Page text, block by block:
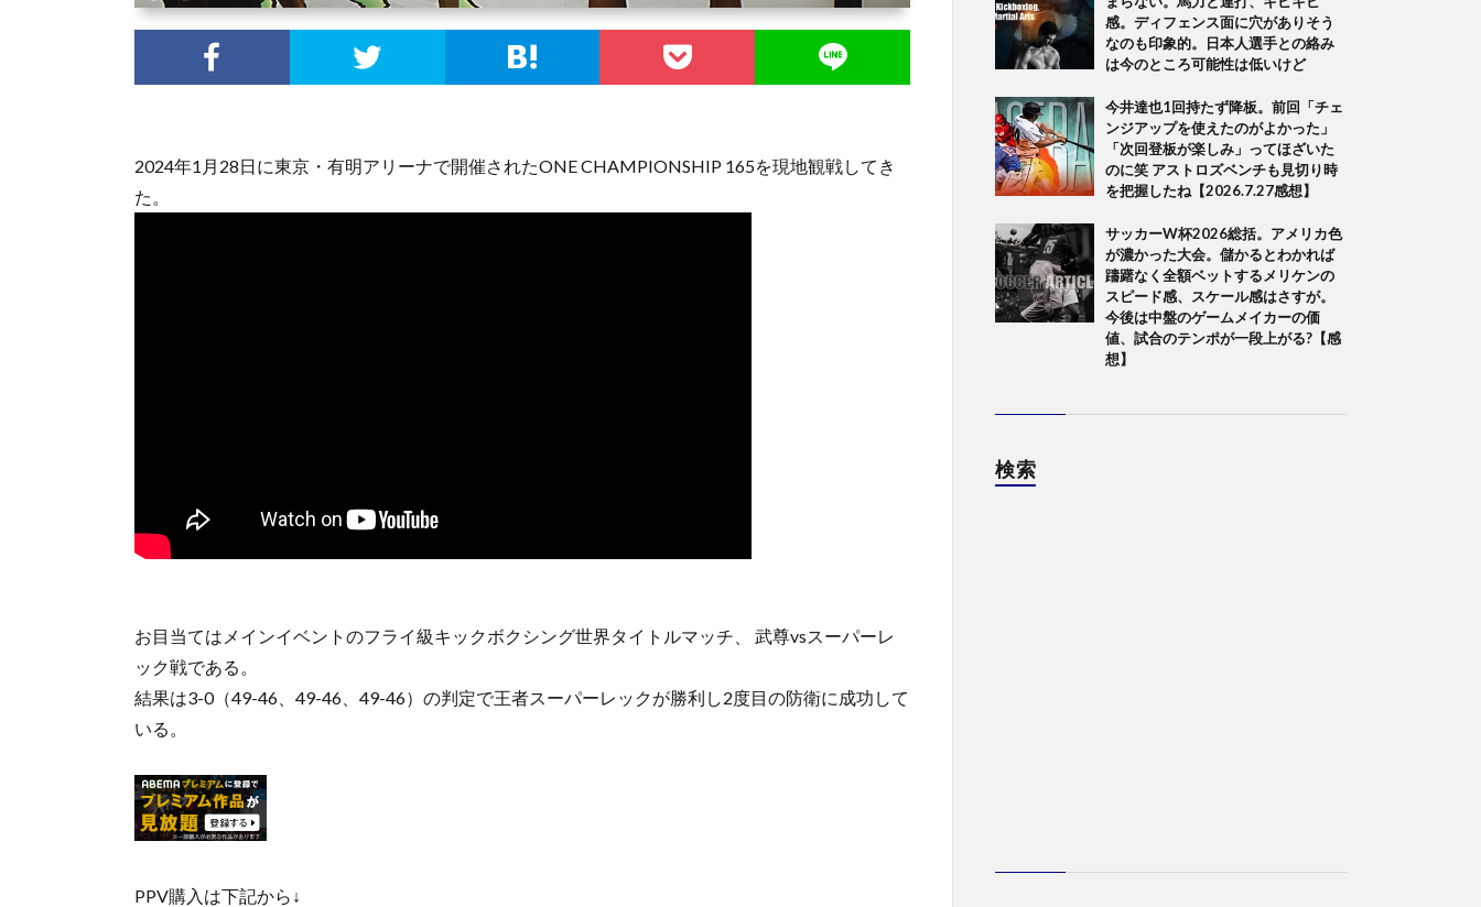
2024年1月28日に東京・有明アリーナで開催されたONE CHAMPIONSHIP 165を現地観戦してき
た。
お目当てはメインイベントのフライ級キックボクシング世界タイトルマッチ、 武尊vsスーパーレ
ック戦である。
結果は3-0（49-46、49-46、49-46）の判定で王者スーパーレックが勝利し2度目の防衛に成功して
いる。
PPV購入は下記から↓
感。ディフェンス面に穴がありそう
なのも印象的。日本人選手との絡み
は今のところ可能性は低いけど
今井達也1回持たず降板。前回「チェ
ンジアップを使えたのがよかった」
「次回登板が楽しみ」ってほざいた
のに笑 アストロズベンチも見切り時
を把握したね【2026.7.27感想】
サッカーW杯2026総括。アメリカ色
が濃かった大会。儲かるとわかれば
躊躇なく全額ベットするメリケンの
スピード感、スケール感はさすが。
今後は中盤のゲームメイカーの価
値、試合のテンポが一段上がる?【感
想】
検索